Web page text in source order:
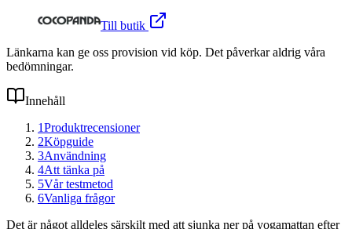
Till butik
Länkarna kan ge oss provision vid köp. Det påverkar aldrig våra
bedömningar.
Innehåll
1Produktrecensioner
2Köpguide
3Användning
4Att tänka på
5Vår testmetod
6Vanliga frågor
Det är något alldeles särskilt med att sjunka ner på yogamattan efter